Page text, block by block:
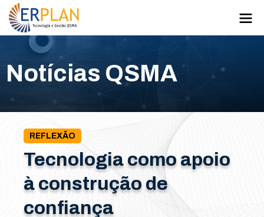
Notícias QSMA
REFLEXÃO
Tecnologia como apoio
à construção de
confiança